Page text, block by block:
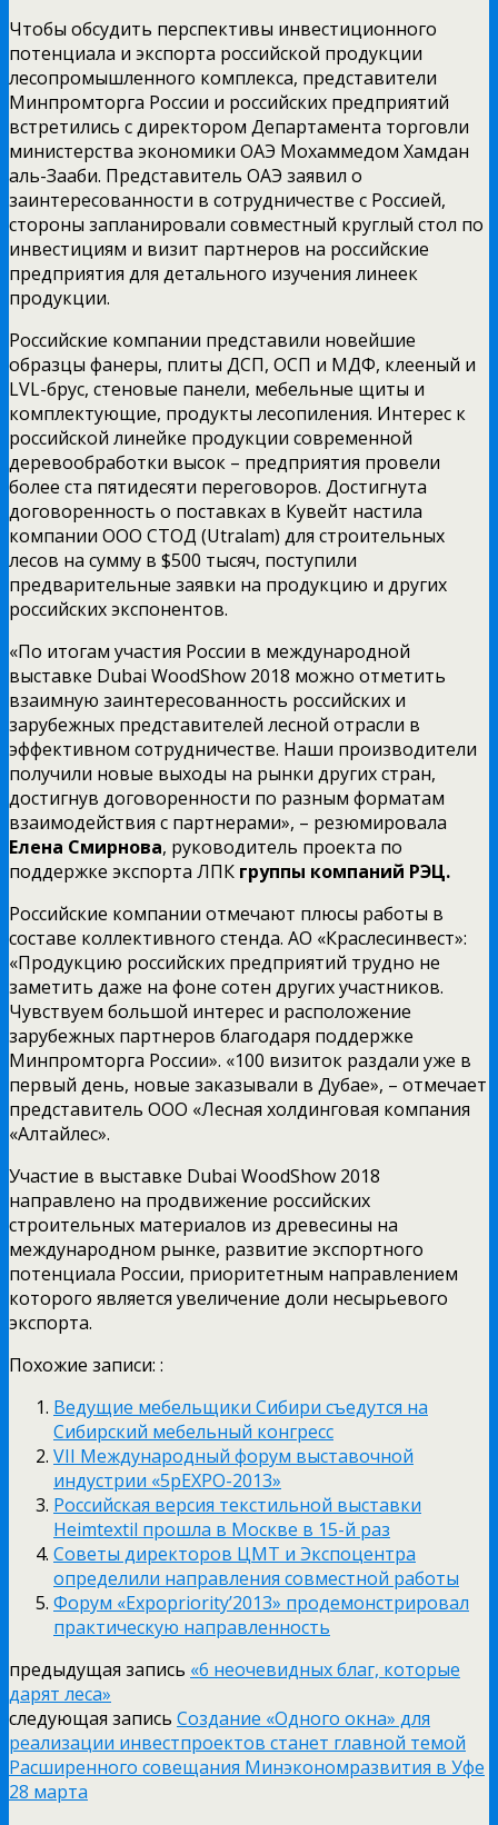
Чтобы обсудить перспективы инвестиционного
потенциала и экспорта российской продукции
лесопромышленного комплекса, представители
Минпромторга России и российских предприятий
встретились с директором Департамента торговли
министерства экономики ОАЭ Мохаммедом Хамдан
аль-Зааби. Представитель ОАЭ заявил о
заинтересованности в сотрудничестве с Россией,
стороны запланировали совместный круглый стол по
инвестициям и визит партнеров на российские
предприятия для детального изучения линеек
продукции.
Российские компании представили новейшие
образцы фанеры, плиты ДСП, ОСП и МДФ, клееный и
LVL-брус, стеновые панели, мебельные щиты и
комплектующие, продукты лесопиления. Интерес к
российской линейке продукции современной
деревообработки высок – предприятия провели
более ста пятидесяти переговоров. Достигнута
договоренность о поставках в Кувейт настила
компании ООО СТОД (Utralam) для строительных
лесов на сумму в $500 тысяч, поступили
предварительные заявки на продукцию и других
российских экспонентов.
«По итогам участия России в международной
выставке Dubai WoodShow 2018 можно отметить
взаимную заинтересованность российских и
зарубежных представителей лесной отрасли в
эффективном сотрудничестве. Наши производители
получили новые выходы на рынки других стран,
достигнув договоренности по разным форматам
взаимодействия с партнерами», – резюмировала
Елена Смирнова, руководитель проекта по
поддержке экспорта ЛПК группы компаний РЭЦ.
Российские компании отмечают плюсы работы в
составе коллективного стенда. АО «Краслесинвест»:
«Продукцию российских предприятий трудно не
заметить даже на фоне сотен других участников.
Чувствуем большой интерес и расположение
зарубежных партнеров благодаря поддержке
Минпромторга России». «100 визиток раздали уже в
первый день, новые заказывали в Дубае», – отмечает
представитель ООО «Лесная холдинговая компания
«Алтайлес».
Участие в выставке Dubai WoodShow 2018
направлено на продвижение российских
строительных материалов из древесины на
международном рынке, развитие экспортного
потенциала России, приоритетным направлением
которого является увеличение доли несырьевого
экспорта.
Похожие записи: :
Ведущие мебельщики Сибири съедутся на
Сибирский мебельный конгресс
VII Международный форум выставочной
индустрии «5pEXPO-2013»
Российская версия текстильной выставки
Heimtextil прошла в Москве в 15-й раз
Советы директоров ЦМТ и Экспоцентра
определили направления совместной работы
Форум «Expopriority’2013» продемонстрировал
практическую направленность
предыдущая запись «6 неочевидных благ, которые
дарят леса»
следующая запись Создание «Одного окна» для
реализации инвестпроектов станет главной темой
Расширенного совещания Минэкономразвития в Уфе
28 марта